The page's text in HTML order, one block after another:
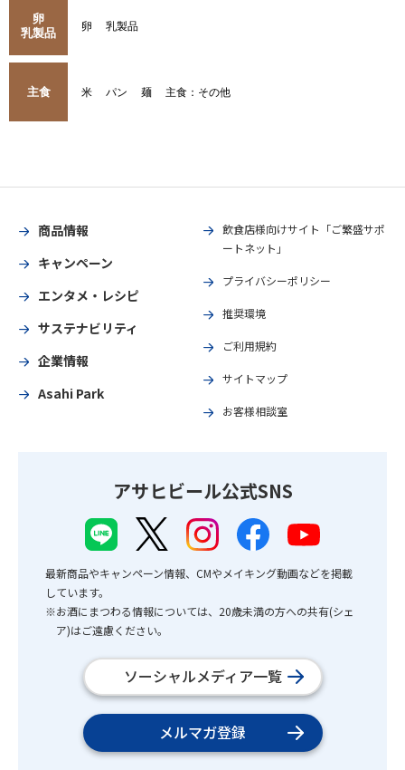
卵
乳製品
卵 乳製品
主食 米 パン 麺 主食：その他
商品情報
キャンペーン
エンタメ・レシピ
サステナビリティ
企業情報
Asahi Park
飲食店様向けサイト「ご繁盛サポ
ートネット」
プライバシーポリシー
推奨環境
ご利用規約
サイトマップ
お客様相談室
アサヒビール公式SNS
最新商品やキャンペーン情報、CMやメイキング動画などを掲載
しています。
※お酒にまつわる情報については、20歳未満の方への共有(シェ
ア)はご遠慮ください。
ソーシャルメディア一覧
メルマガ登録